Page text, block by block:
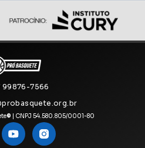
99876-7566
© | CNPJ 54.580.805/0001-80